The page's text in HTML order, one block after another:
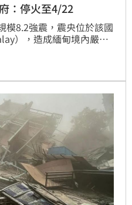
：停火至4/22
模8.2強震，震央位於該國
），造成緬甸境內嚴重
現，緬甸地表位移了6公